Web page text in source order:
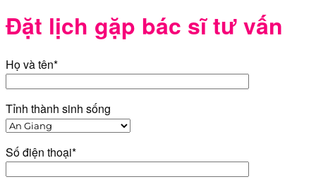
Đặt lịch gặp bác sĩ tư vấn
Họ và tên*
Tỉnh thành sinh sống
Số điện thoại*